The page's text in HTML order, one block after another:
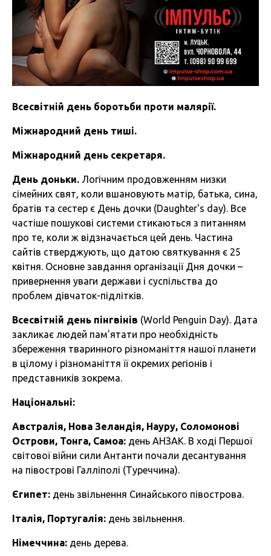
Всесвітній день боротьби проти малярії.
Міжнародний день тиші.
Міжнародний день секретаря.
День доньки. Логічним продовженням низки
сімейних свят, коли вшановують матір, батька, сина,
братів та сестер є День дочки (Daughter's day). Все
частіше пошукові системи стикаються з питанням
про те, коли ж відзначається цей день. Частина
сайтів стверджують, що датою святкування є 25
квітня. Основне завдання організації Дня дочки –
привернення уваги держави і суспільства до
проблем дівчаток-підлітків.
Всесвітній день пінгвінів (World Penguin Day). Дата
закликає людей пам'ятати про необхідність
збереження тваринного різноманіття нашої планети
в цілому і різноманіття її окремих регіонів і
представників зокрема.
Національні:
Австралія, Нова Зеландія, Науру, Соломонові
Острови, Тонга, Самоа: день АНЗАК. В ході Першої
світової війни сили Антанти почали десантування
на півострові Галліполі (Туреччина).
Єгипет: день звільнення Синайського півострова.
Італія, Португалія: день звільнення.
Німеччина: день дерева.